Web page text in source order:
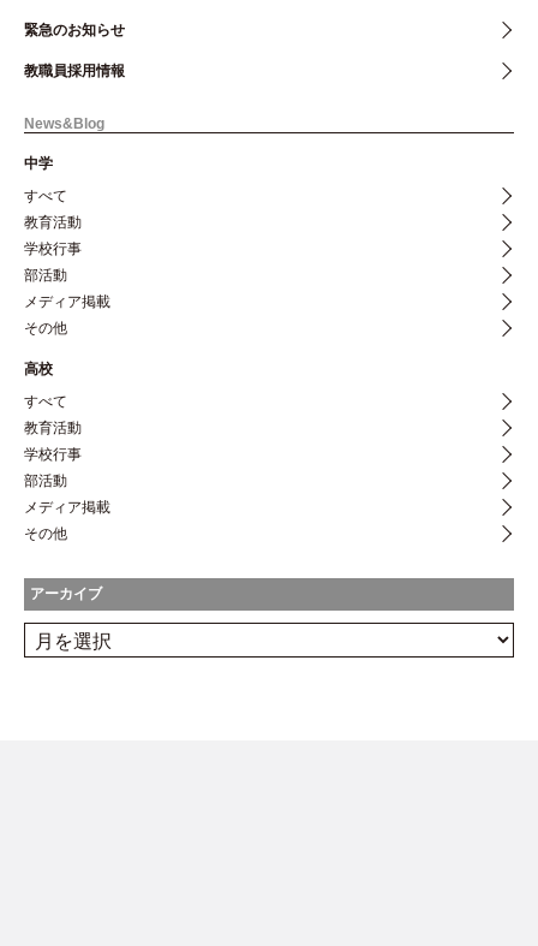
緊急のお知らせ
教職員採用情報
News&Blog
中学
すべて
教育活動
学校行事
部活動
メディア掲載
その他
高校
すべて
教育活動
学校行事
部活動
メディア掲載
その他
アーカイブ